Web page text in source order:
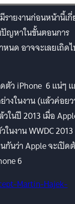
รายงานก่อนหน้านี้เ
ปัญหาในขั้นตอนการ
นด อาจจะเลยเถิด
ตัว iPhone 6 แน่ๆ
งในงาน (แล้วค่อย
ในปี 2013 เมื่อ
นงาน WWDC 2013
กันว่า Apple จะเปิด
6